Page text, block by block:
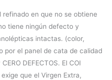
en que no se obtiene
tiene ningún defecto y
intactas. (color,
por el panel de cata de calidad
DEFECTOS. El COI
que el Virgen Extra,